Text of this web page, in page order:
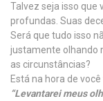
Talvez seja isso que
profundas. Suas
Será que tudo isso
justamente olhando
as circunstâncias?
Está na hora de
“Levantarei meus